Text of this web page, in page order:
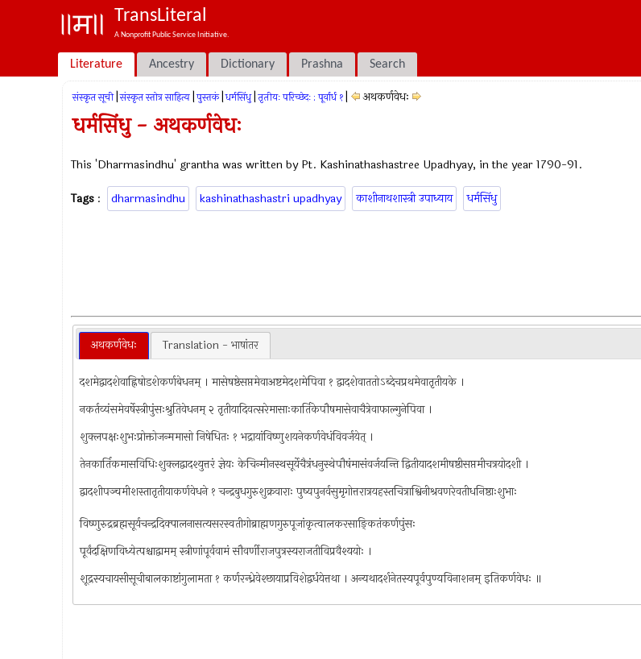
TransLiteral
A Nonprofit Public Service Initiative.
Literature Ancestry Dictionary Prashna Search
संस्कृत सूची संस्कृत स्तोत्र साहित्य पुस्तकं धर्मसिंधु तृतीयः परिच्छेदः : पूर्वार्ध १ अथकर्णवेधः
धर्मसिंधु - अथकर्णवेधः
This 'Dharmasindhu' grantha was written by Pt. Kashinathashastree Upadhyay, in the year 1790-91.
Tags : dharmasindhu kashinathashastri upadhyay काशीनाथशास्त्री उपाध्याय धर्मसिंधु
अथकर्णवेधः Translation - भाषांतर
दशमेद्वादशेवाह्निषोडशेकर्णबेधनम् । मासेषष्ठेसप्तमेवाअष्टमेदशमेपिवा १ द्वादशेवाततोऽब्देचप्रथमेवातृतीयके ।
नकर्तव्यंसमेवर्षेस्त्रीपुंसःश्रुतिवेधनम् २ तृतीयादिवत्सरेमासाःकार्तिकेपौषमासेवाचैत्रेवाफाल्गुनेपिवा ।
शुक्लपक्षःशुभःप्रोक्तोजन्ममासो निषेधितः १ भद्रायांविष्णुशयनेकर्णवेधंविवर्जयेत् ।
तेनकार्तिकमासविधिःशुक्लद्वादश्युत्तरं ज्ञेयः केचिन्मीनस्थसूर्येचैत्रंधनुस्थेपौषंमासंवर्जयन्ति द्वितीयादशमीषष्ठीसप्तमीचत्रयोदशी ।
द्वादशीपञ्चमीशस्तातृतीयाकर्णवेधने १ चन्द्रबुधगुरुशुक्रवाराः पुष्यपुनर्वसुमृगोत्तरात्रयहस्तचित्राश्विनीश्रवणरेवतीधनिष्ठाःशुभाः
विष्णुरुद्रब्रह्मसूर्यचन्द्रदिक्पालनासत्यसरस्वतीगोब्राह्मणगुरुपूजांकृत्वालकरसाङ्कितंकर्णपुंसः
पूर्वंदक्षिणविध्येत्पश्चाद्वामम् स्त्रीणांपूर्ववामं सौवर्णीराजपुत्रस्यराजतीविप्रवैश्ययोः ।
शूद्रस्यचायसीसूचीबालकाष्टांगुलामता १ कर्णरन्ध्रेवेश्छायाप्रविशेद्वर्धयेत्तथा । अन्यथादर्शनेतस्यपूर्वपुण्यविनाशनम् इतिकर्णवेधः ॥